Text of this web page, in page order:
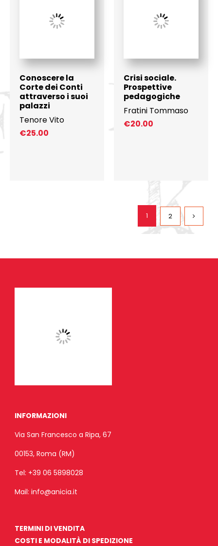
Conoscere la
Corte dei Conti
attraverso i suoi
palazzi
Tenore Vito
€25.00
Crisi sociale.
Prospettive
pedagogiche
Fratini Tommaso
€20.00
1 2
INFORMAZIONI
Via San Francesco a Ripa, 67
00153, Roma (RM)
Tel: +39 06 5898028
Mail: info@anicia.it
TERMINI DI VENDITA
COSTI E MODALITÀ DI SPEDIZIONE